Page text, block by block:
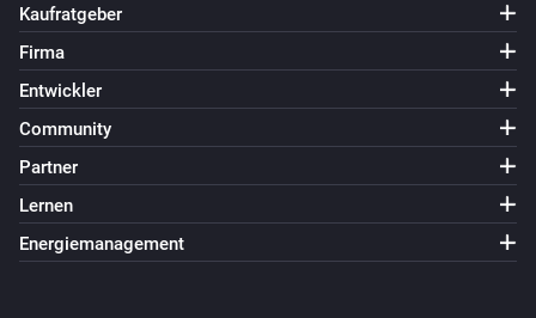
Kaufratgeber
Firma
Entwickler
Community
Partner
Lernen
Energiemanagement